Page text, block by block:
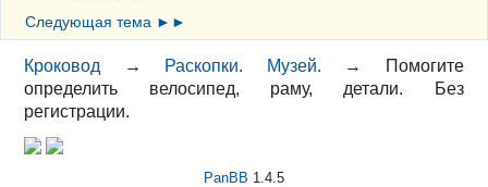
Следующая тема ►►
Кроковод → Раскопки. Музей. →
Помогите
определить велосипед, раму, детали. Без
регистрации.
PanBB 1.4.5